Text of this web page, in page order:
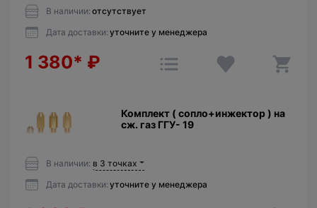
В наличии: отсутствует
Дата доставки: уточните у менеджера
1 380* ₽
Комплект ( сопло+инжектор ) на
сж. газ ГГУ- 19
В наличии: в 3 точках
Дата доставки: уточните у менеджера